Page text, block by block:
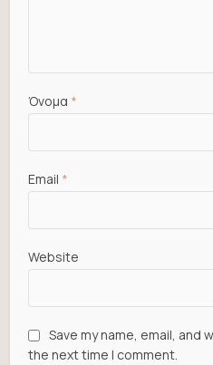
Όνομα *
Email *
Website
Save my name, email,
the next time I comment.